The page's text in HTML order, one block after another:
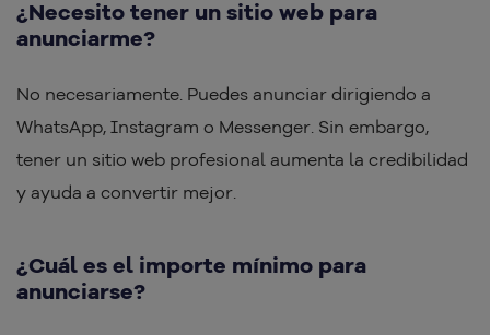
¿Necesito tener un sitio web para
anunciarme?
No necesariamente. Puedes anunciar dirigiendo a
WhatsApp, Instagram o Messenger. Sin embargo,
tener un sitio web profesional aumenta la credibilidad
y ayuda a convertir mejor.
¿Cuál es el importe mínimo para
anunciarse?